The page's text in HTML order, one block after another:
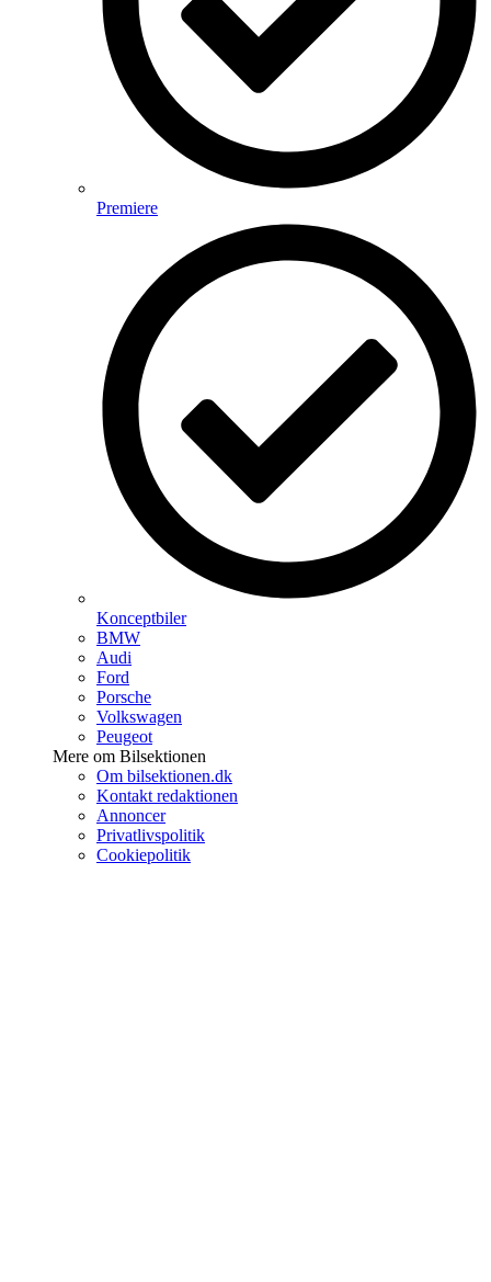
Premiere
Konceptbiler
BMW
Audi
Ford
Porsche
Volkswagen
Peugeot
Mere om Bilsektionen
Om bilsektionen.dk
Kontakt redaktionen
Annoncer
Privatlivspolitik
Cookiepolitik